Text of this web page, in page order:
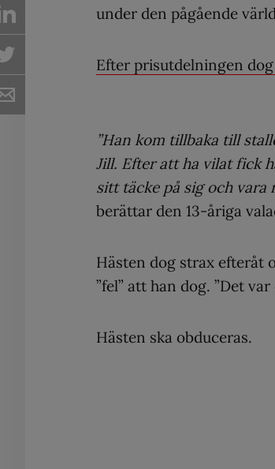
under den pågående
Efter prisutdelningen
”Han kom tillbaka till
Jill. Efter att ha vilat fick
sitt täcke på sig och vara
berättar den 13-åriga
Hästen dog strax efteråt
”fel” att han dog. ”Det
Hästen ska obduceras.